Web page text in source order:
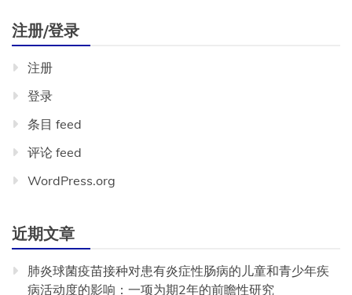
注册/登录
注册
登录
条目 feed
评论 feed
WordPress.org
近期文章
肺炎球菌疫苗接种对患有炎症性肠病的儿童和青少年疾
病活动度的影响：一项为期2年的前瞻性研究